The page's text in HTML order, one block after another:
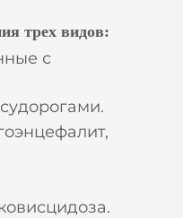
трех видов:
с